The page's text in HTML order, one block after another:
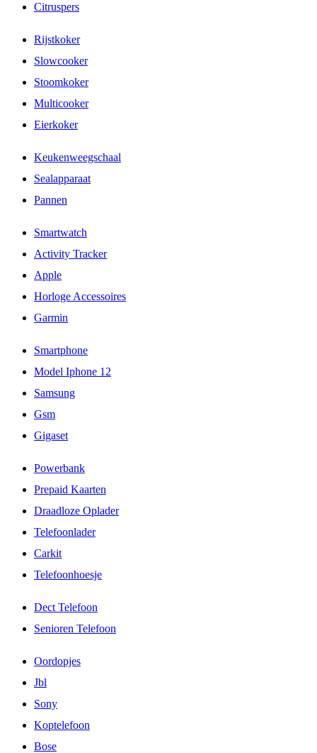
Citruspers
Rijstkoker
Slowcooker
Stoomkoker
Multicooker
Eierkoker
Keukenweegschaal
Sealapparaat
Pannen
Smartwatch
Activity Tracker
Apple
Horloge Accessoires
Garmin
Smartphone
Model Iphone 12
Samsung
Gsm
Gigaset
Powerbank
Prepaid Kaarten
Draadloze Oplader
Telefoonlader
Carkit
Telefoonhoesje
Dect Telefoon
Senioren Telefoon
Oordopjes
Jbl
Sony
Koptelefoon
Bose